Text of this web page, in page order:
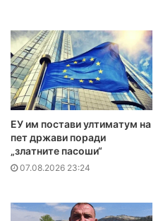
ЕУ им постави ултиматум на
пет држави поради
„златните пасоши“
07.08.2026 23:24